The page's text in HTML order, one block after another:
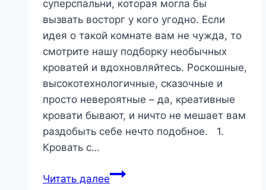
суперспальни, которая могла бы
вызвать восторг у кого угодно. Если
идея о такой комнате вам не чужда, то
смотрите нашу подборку необычных
кроватей и вдохновляйтесь. Роскошные,
высокотехнологичные, сказочные и
просто невероятные – да, креативные
кровати бывают, и ничто не мешает вам
раздобыть себе нечто подобное. 1.
Кровать с…
Читать далееСамые